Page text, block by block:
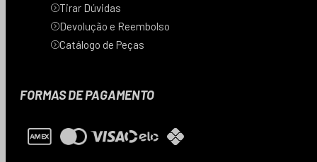
Tirar Dúvidas
Devolução e Reembolso
Catálogo de Peças
FORMAS DE PAGAMENTO